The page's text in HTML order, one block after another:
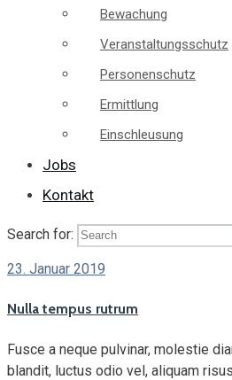
Bewachung
Veranstaltungsschutz
Personenschutz
Ermittlung
Einschleusung
Jobs
Kontakt
Search for:
23. Januar 2019
Nulla tempus rutrum
Fusce a neque pulvinar, molestie
blandit, luctus odio vel, aliquam